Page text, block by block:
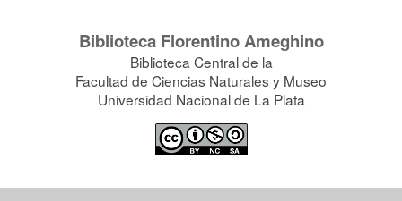
Biblioteca Florentino Ameghino
Biblioteca Central de la
Facultad de Ciencias Naturales y Museo
Universidad Nacional de La Plata